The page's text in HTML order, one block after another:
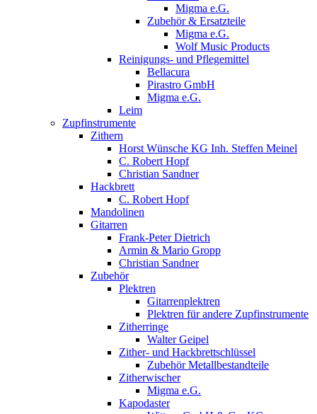
Migma e.G.
Zubehör & Ersatzteile
Migma e.G.
Wolf Music Products
Reinigungs- und Pflegemittel
Bellacura
Pirastro GmbH
Migma e.G.
Leim
Zupfinstrumente
Zithern
Horst Wünsche KG Inh. Steffen Meinel
C. Robert Hopf
Christian Sandner
Hackbrett
C. Robert Hopf
Mandolinen
Gitarren
Frank-Peter Dietrich
Armin & Mario Gropp
Christian Sandner
Zubehör
Plektren
Gitarrenplektren
Plektren für andere Zupfinstrumente
Zitherringe
Walter Geipel
Zither- und Hackbrettschlüssel
Zubehör Metallbestandteile
Zitherwischer
Migma e.G.
Kapodaster